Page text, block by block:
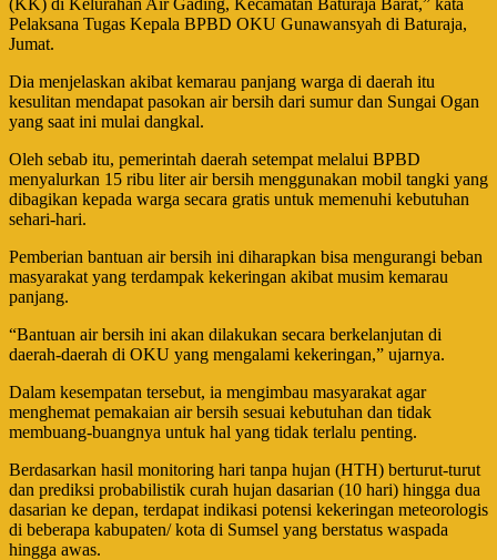
Pelaksana Tugas Kepala BPBD OKU Gunawansyah di Baturaja,
Jumat.
Dia menjelaskan akibat kemarau panjang warga di daerah itu
kesulitan mendapat pasokan air bersih dari sumur dan Sungai Ogan
yang saat ini mulai dangkal.
Oleh sebab itu, pemerintah daerah setempat melalui BPBD
menyalurkan 15 ribu liter air bersih menggunakan mobil tangki yang
dibagikan kepada warga secara gratis untuk memenuhi kebutuhan
sehari-hari.
Pemberian bantuan air bersih ini diharapkan bisa mengurangi beban
masyarakat yang terdampak kekeringan akibat musim kemarau
panjang.
“Bantuan air bersih ini akan dilakukan secara berkelanjutan di
daerah-daerah di OKU yang mengalami kekeringan,” ujarnya.
Dalam kesempatan tersebut, ia mengimbau masyarakat agar
menghemat pemakaian air bersih sesuai kebutuhan dan tidak
membuang-buangnya untuk hal yang tidak terlalu penting.
Berdasarkan hasil monitoring hari tanpa hujan (HTH) berturut-turut
dan prediksi probabilistik curah hujan dasarian (10 hari) hingga dua
dasarian ke depan, terdapat indikasi potensi kekeringan meteorologis
di beberapa kabupaten/ kota di Sumsel yang berstatus waspada
hingga awas.